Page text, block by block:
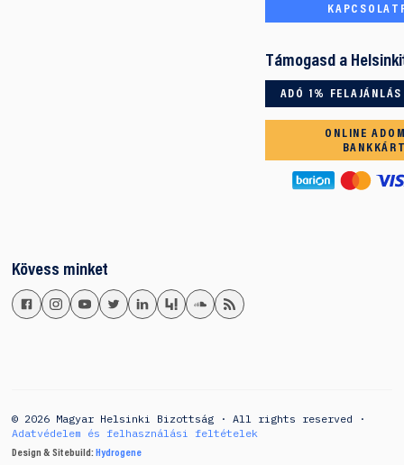
Támogasd a
ADÓ 1% FELAJÁNLÁS
ONLINE
Kövess minket
© 2026 Magyar Helsinki Bizottság · All rights reserved ·
Adatvédelem és felhasználási feltételek
Design & Sitebuild: Hydrogene